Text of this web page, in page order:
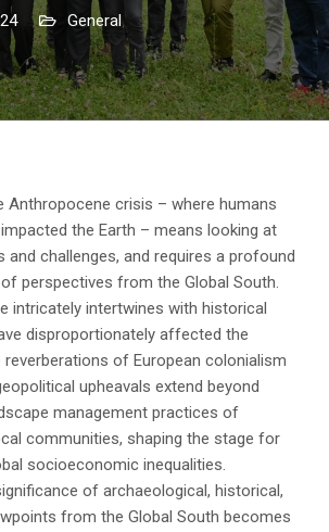
General
Anthropocene crisis – where humans
the Earth – means looking at
challenges, and requires a profound
perspectives from the Global South.
intricately intertwines with historical
disproportionately affected the
reverberations of European colonialism
upheavals extend beyond
management practices of
communities, shaping the stage for
socioeconomic inequalities.
of archaeological, historical,
from the Global South becomes